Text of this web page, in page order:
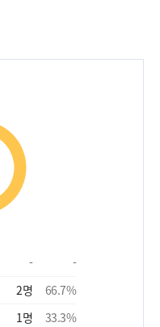
-
-
2명 66.7%
1명 33.3%